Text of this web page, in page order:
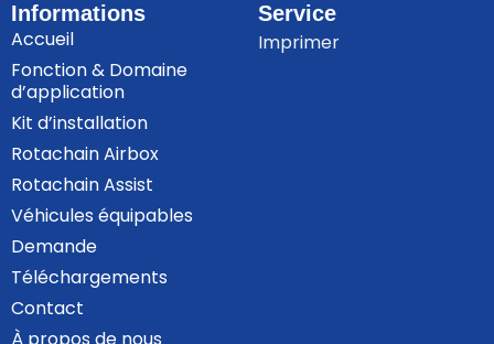
Informations
Accueil
Fonction & Domaine
d’application
Kit d’installation
Rotachain Airbox
Rotachain Assist
Véhicules équipables
Demande
Téléchargements
Contact
Service
Imprimer